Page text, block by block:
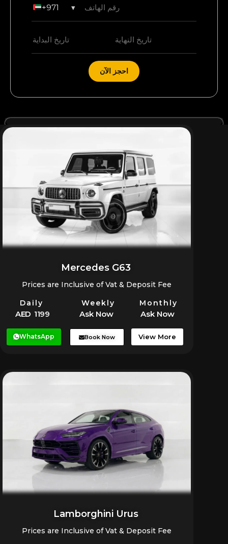
+971 ▾
احجز الآن
Mercedes G63
Prices are Inclusive of Vat & Deposit Fee
Daily Weekly Monthly
AED 1199 Ask Now Ask Now
WhatsApp Book Now View More
Lamborghini Urus
Prices are Inclusive of Vat & Deposit Fee